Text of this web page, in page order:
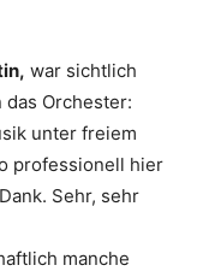
war sichtlich
Orchester:
unter freiem
professionell hier
Sehr, sehr
manche